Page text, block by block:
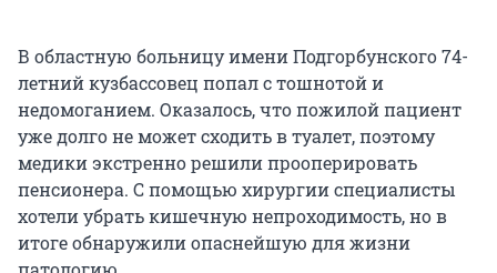
В областную больницу имени Подгорбунского 74-
летний кузбассовец попал с тошнотой и
недомоганием. Оказалось, что пожилой пациент
уже долго не может сходить в туалет, поэтому
медики экстренно решили прооперировать
пенсионера. С помощью хирургии специалисты
хотели убрать кишечную непроходимость, но в
итоге обнаружили опаснейшую для жизни